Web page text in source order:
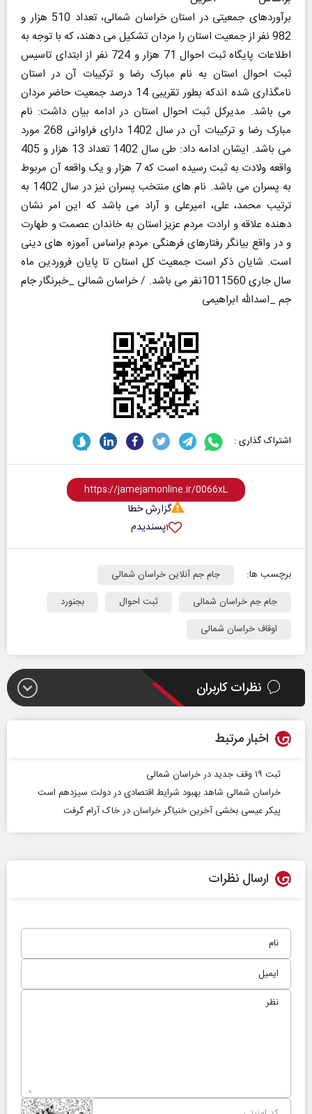
برآوردهای جمعیتی در استان خراسان شمالی، تعداد 510 هزار و
982 نفر از جمعیت استان را مردان تشکیل می دهند، که با توجه به
اطلاعات پایگاه ثبت احوال 71 هزار و 724 نفر از ابتدای تاسیس
ثبت احوال استان به نام مبارک رضا و ترکیبات آن در استان
نامگذاری شده اندکه بطور تقریبی 14 درصد جمعیت حاضر مردان
می باشد. مدیرکل ثبت احوال استان در ادامه بیان داشت: نام
مبارک رضا و ترکیبات آن در سال 1402 دارای فراوانی 268 مورد
می باشد. ایشان ادامه داد: طی سال 1402 تعداد 13 هزار و 405
واقعه ولادت به ثبت رسیده است که 7 هزار و یک واقعه آن مربوط
به پسران می باشد. نام های منتخب پسران نیز در سال 1402 به
ترتیب محمد، علی، امیرعلی و آراد می باشد که این امر نشان
دهنده علاقه و ارادت مردم عزیز استان به خاندان عصمت و طهارت
و در واقع بیانگر رفتارهای فرهنگی مردم براساس آموزه های دینی
است. شایان ذکر است جمعیت کل استان تا پایان فروردین ماه
سال جاری 1011560نفر می باشد. / خراسان شمالی _خبرنگار جام
جم _اسدالله ابراهیمی
اشتراک گذاری :
گزارش خطا
پسندیدم۱
برچسب ها:
جام جم آنلاین خراسان شمالی
جام جم خراسان شمالی
ثبت احوال
بجنورد
اوقاف خراسان شمالی
نظرات کاربران
اخبار مرتبط
ثبت ۱۹ وقف جدید در خراسان شمالی
خراسان شمالی شاهد بهبود شرایط اقتصادی در دولت سیزدهم است
پیکر عیسی بخشی آخرین خنیاگر خراسان در خاک آرام گرفت
ارسال نظرات